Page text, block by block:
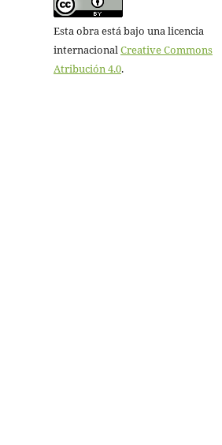
Esta obra está bajo una licencia
internacional Creative Commons
Atribución 4.0.